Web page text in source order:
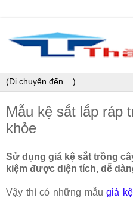
Mẫu kệ sắt lắp ráp
khỏe
Sử dụng giá kệ sắt trồng
kiệm được diện tích, dễ
Vậy thì có những mẫugiá